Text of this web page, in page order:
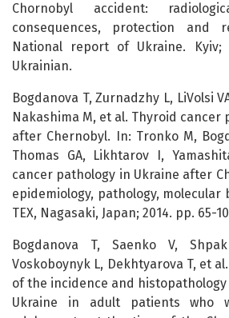
Chornobyl accident:
consequences, protection and
National report of Ukraine. Kyiv;
Ukrainian.
Bogdanova T, Zurnadzhy L, LiVolsi
Nakashima M, et al. Thyroid cancer
after Chernobyl. In: Tronko M,
Thomas GA, Likhtarov I,
cancer pathology in Ukraine after
epidemiology, pathology, molecular
TEX, Nagasaki, Japan; 2014. pp. 65-
Bogdanova T, Saenko V,
Voskoboynyk L, Dekhtyarova T, et
of the incidence and
Ukraine in adult patients who